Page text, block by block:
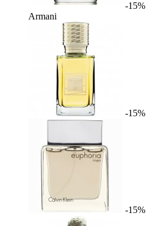
-15%
Armani
-15%
-15%